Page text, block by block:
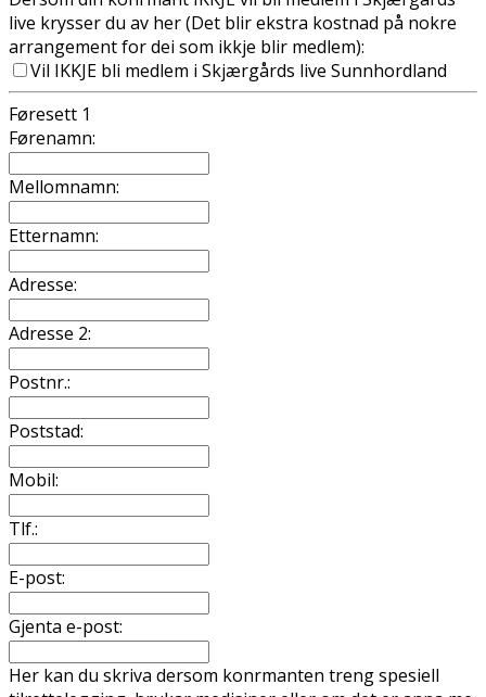
live krysser du av her (Det blir ekstra kostnad på nokre
arrangement for dei som ikkje blir medlem):
Vil IKKJE bli medlem i Skjærgårds live Sunnhordland
Føresett 1
Førenamn:
Mellomnamn:
Etternamn:
Adresse:
Adresse 2:
Postnr.:
Poststad:
Mobil:
Tlf.:
E-post:
Gjenta e-post:
Her kan du skriva dersom konfirmanten treng spesiell